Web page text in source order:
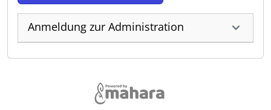
Anmeldung zur Administration